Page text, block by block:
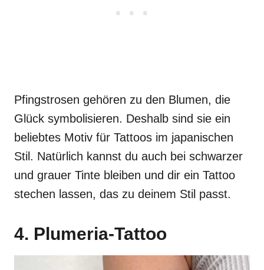
Pfingstrosen gehören zu den Blumen, die
Glück symbolisieren. Deshalb sind sie ein
beliebtes Motiv für Tattoos im japanischen
Stil. Natürlich kannst du auch bei schwarzer
und grauer Tinte bleiben und dir ein Tattoo
stechen lassen, das zu deinem Stil passt.
4. Plumeria-Tattoo